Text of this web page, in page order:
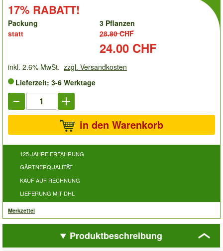
order
RABATT!:
17% RABATT!
Packung
3 Pflanzen
statt
28.80 CHF
24.00 CHF
inkl. 2.6% MwSt. zzgl. Versandkosten
Lieferzeit: 3-6 Werktage
in den Warenkorb
125 JAHRE ERFAHRUNG
GÄRTNERQUALITÄT
KAUF AUF RECHNUNG
LIEFERUNG MIT DHL
Merkzettel
Produktbeschreibung